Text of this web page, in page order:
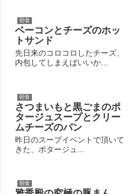
朝食
ベーコンとチーズのホッ
トサンド
先日来のコロコロしたチーズ、
内包してしまえばいいか...
朝食
さつまいもと黒ごまのポ
タージュスープとクリー
ムチーズのパン
昨日のスープイベントで頂いて
きた、ポタージュ...
朝食